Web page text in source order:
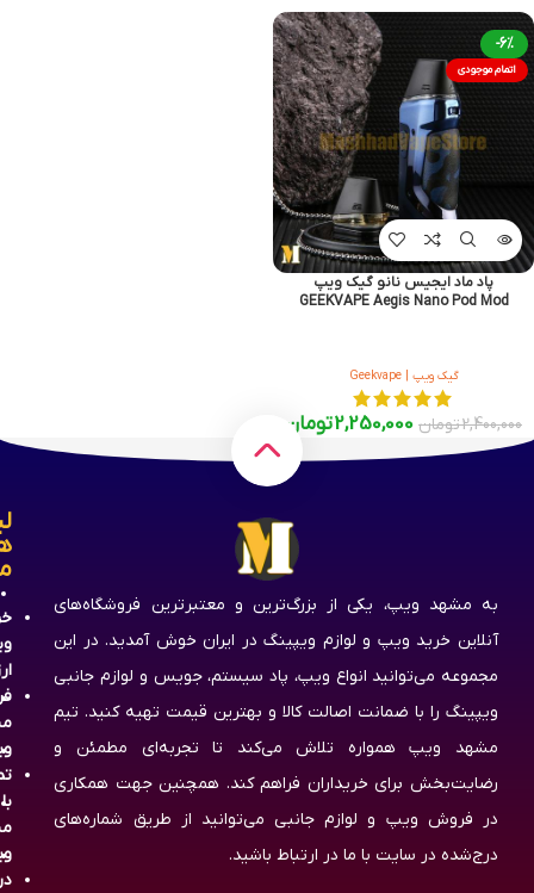
-6%
اتمام موجودی
پاد ماد ایجیس نانو گیک ویپ
GEEKVAPE Aegis Nano Pod Mod
گیک ویپ | Geekvape
2,400,000تومان 2,250,000تومان
به مشهد ویپ، یکی از بزرگ‌ترین و معتبرترین فروشگاه‌های
آنلاین خرید ویپ و لوازم ویپینگ در ایران خوش آمدید. در این
مجموعه می‌توانید انواع ویپ، پاد سیستم، جویس و لوازم جانبی
ویپینگ را با ضمانت اصالت کالا و بهترین قیمت تهیه کنید. تیم
مشهد ویپ همواره تلاش می‌کند تا تجربه‌ای مطمئن و
رضایت‌بخش برای خریداران فراهم کند. همچنین جهت همکاری
در فروش ویپ و لوازم جانبی می‌توانید از طریق شماره‌های
درج‌شده در سایت با ما در ارتباط باشید.
با